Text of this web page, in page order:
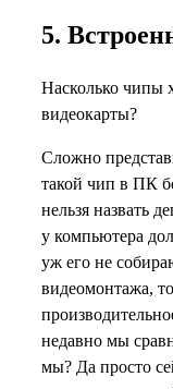
5.
Насколько чипы
видеокарты?
Сложно
такой чип в ПК
нельзя назвать
у компьютера
уж его не
видеомонтажа,
недавно мы
мы? Да просто